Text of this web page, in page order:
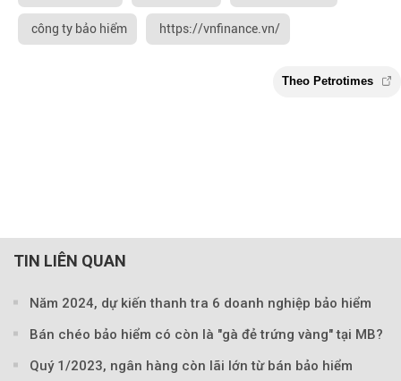
công ty bảo hiểm https://vnfinance.vn/
TIN LIÊN QUAN
Năm 2024, dự kiến thanh tra 6 doanh nghiệp bảo hiểm
Bán chéo bảo hiểm có còn là "gà đẻ trứng vàng" tại MB?
Quý 1/2023, ngân hàng còn lãi lớn từ bán bảo hiểm